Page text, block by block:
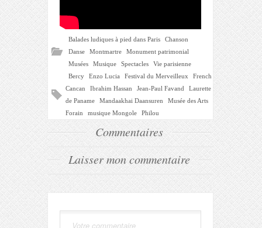
Balades ludiques à pied dans Paris
Chanson
Danse
Montmartre
Monument patrimonial
Musées
Musique Spectacles
Vie parisienne
Bercy
Enzo Lucia Festival du Merveilleux
French
Cancan
Ibrahim Hassan Jean-Paul Favand
Laurette
de Paname
Mandaakhai Daansuren
Musée des Arts
Forain
musique Mongole Philou
Commentaires
Laisser mon commentaire